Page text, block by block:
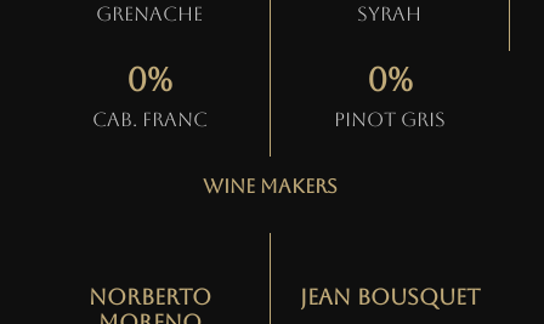
Grenache Syrah
Cab. Franc
0%
Pinot gris
0%
Wine Makers
Norberto
Jean Bousquet